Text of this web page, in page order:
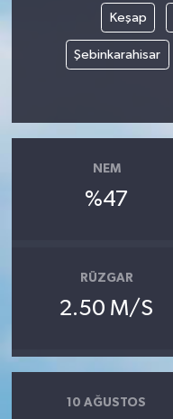
Keşap
Şebinkarahisar
NEM
%47
RÜZGAR
2.50 M/S
10 AĞUSTOS